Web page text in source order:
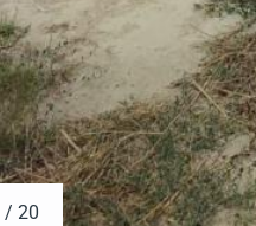
/ 20